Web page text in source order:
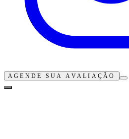
AGENDE SUA AVALIAÇÃO